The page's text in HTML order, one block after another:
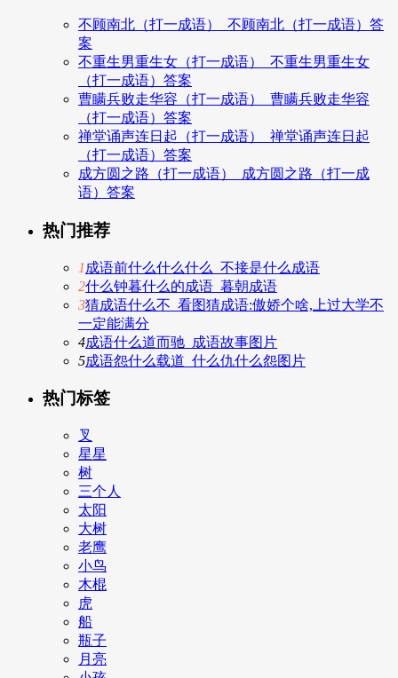
不顾南北（打一成语）_不顾南北（打一成语）答
案
不重生男重生女（打一成语）_不重生男重生女
（打一成语）答案
曹瞒兵败走华容（打一成语）_曹瞒兵败走华容
（打一成语）答案
禅堂诵声连日起（打一成语）_禅堂诵声连日起
（打一成语）答案
成方圆之路（打一成语）_成方圆之路（打一成
语）答案
热门推荐
1 成语前什么什么什么_不接是什么成语
2什么钟暮什么的成语_暮朝成语
3猜成语什么不_看图猜成语:傲娇个啥,上过大学不
一定能满分
4成语什么道而驰_成语故事图片
5成语怨什么载道_什么仇什么怨图片
热门标签
叉
星星
树
三个人
太阳
大树
老鹰
小鸟
木棍
虎
船
瓶子
月亮